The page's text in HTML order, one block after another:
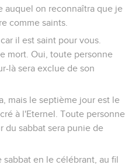
auquel on reconnaîtra que je
comme saints.
il est saint pour vous.
mort. Oui, toute personne
là sera exclue de son
mais le septième jour est le
à l'Eternel. Toute personne
du sabbat sera punie de
sabbat en le célébrant, au fil